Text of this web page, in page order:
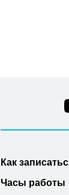
Как
Часы работы